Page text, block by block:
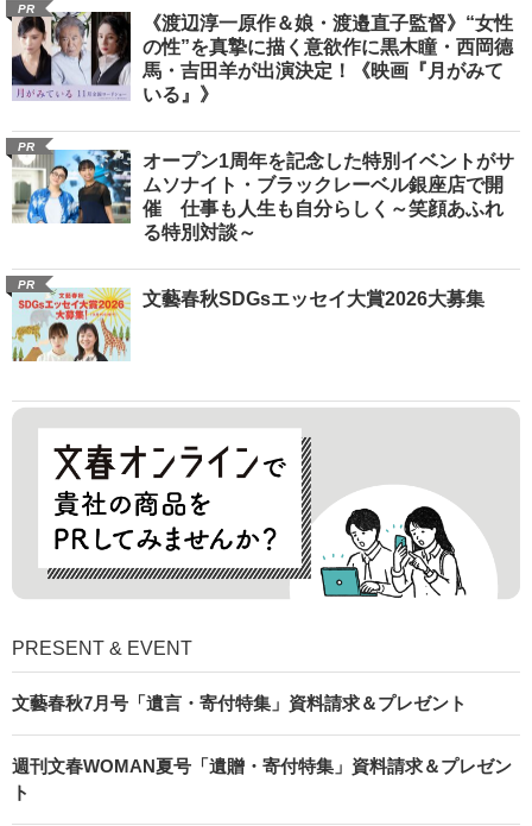
PR
《渡辺淳一原作＆娘・渡邉直子監督》“女性
の性”を真摯に描く意欲作に黒木瞳・西岡德
馬・吉田羊が出演決定！《映画『月がみて
いる』》
PR
オープン1周年を記念した特別イベントがサ
ムソナイト・ブラックレーベル銀座店で開
催 仕事も人生も自分らしく～笑顔あふれ
る特別対談～
PR
文藝春秋SDGsエッセイ大賞2026大募集
PRESENT & EVENT
文藝春秋7月号「遺言・寄付特集」資料請求＆プレゼント
週刊文春WOMAN夏号「遺贈・寄付特集」資料請求＆プレゼン
ト